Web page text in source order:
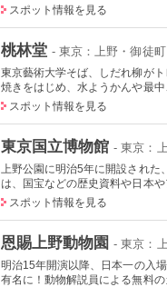
スポット情報を見る
桃林堂 - 東京：上野・御徒町
東京藝術大学そば、しだれ柳が
焼きをはじめ、水ようかんや最
スポット情報を見る
東京国立博物館 - 東京：
上野公園に明治5年に開設された
は、国宝などの歴史資料や日本
スポット情報を見る
恩賜上野動物園 - 東京：
明治15年開演以降、日本一の入
有名に！動物解説員による無料